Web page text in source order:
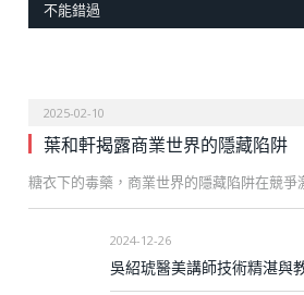
不能錯過
2025-02-10
葉和軒揭露商業世界的隱藏陷阱
糖衣下的毒藥，商業世界的隱藏陷阱在競爭
2024-12-26
吳紹琥醫美講師技術精湛與